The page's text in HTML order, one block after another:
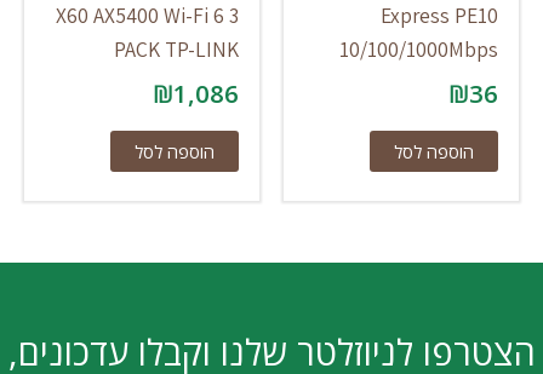
Express PE10
10/100/1000Mbps
₪36
הוספה לסל
X60 AX5400 Wi-Fi 6 3
PACK TP-LINK
₪1,086
הוספה לסל
הצטרפו לניוזלטר שלנו וקבלו עדכונים,